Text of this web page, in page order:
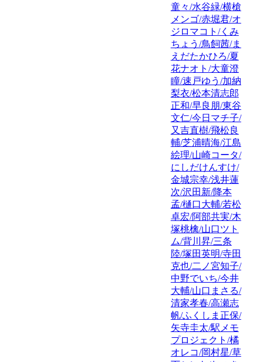
童々/水谷緑/横槍
メンゴ/赤堀君/オ
ジロマコト/くみ
ちょう/鳥飼茜/ま
えだたかひろ/夏
花ナオト/大童澄
瞳/速戸ゆう/加納
梨衣/松本清志郎
正和/早良朋/東谷
文仁/今日マチ子/
又吉直樹/飛松良
輔/芝浦晴海/江島
絵理/山崎コータ/
にしだけんすけ/
金城宗幸/浅井蓮
次/沢田新/降本
孟/樋口大輔/若松
卓宏/阿部共実/木
塚桃檎/山口ツト
ム/背川昇/三条
陸/塚田英明/寺田
克也/二ノ宮知子/
中野でいち/今井
大輔/山口まさる/
清家孝春/高瀬志
帆/ふくしま正保/
矢寺圭太/駅メモ
プロジェクト/橘
オレコ/岡村星/草